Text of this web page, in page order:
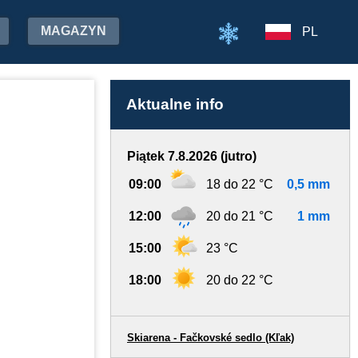
MAGAZYN PL
Aktualne info
Piątek 7.8.2026 (jutro)
09:00 18 do 22 °C 0,5 mm
12:00 20 do 21 °C 1 mm
15:00 23 °C
18:00 20 do 22 °C
Skiarena - Fačkovské sedlo (Kľak)